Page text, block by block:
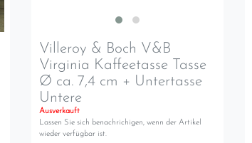
Villeroy & Boch V&B
Virginia Kaffeetasse Tasse
Ø ca. 7,4 cm + Untertasse
Untere
Ausverkauft
Lassen Sie sich benachrichigen, wenn der Artikel
wieder verfügbar ist.